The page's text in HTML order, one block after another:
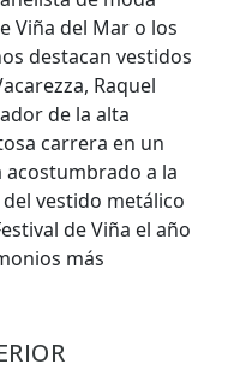
Viña del Mar o los
destacan vestidos
Raquel
de la alta
carrera en un
a la
vestido metálico
de Viña el año
más